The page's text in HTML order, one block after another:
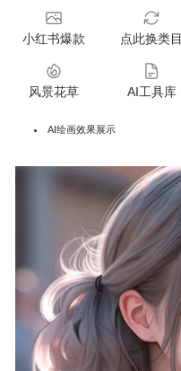
小红书爆款 点此换类目
风景花草 AI工具库
AI绘画效果展示